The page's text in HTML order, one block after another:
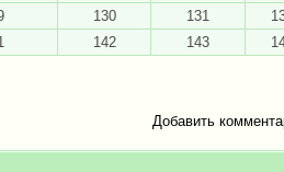
130 131
142 143
Добавить